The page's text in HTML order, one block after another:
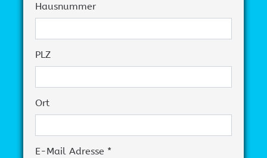
Hausnummer
PLZ
Ort
E-Mail Adresse *